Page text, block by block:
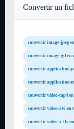
Convertir un
convertir image-jpeg
convertir image-gif en
convertir application-
convertir application-
convertir video-mp4 en
convertir video-avi en
convertir video-x-flv